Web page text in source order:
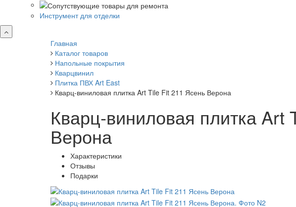
Инструмент для отделки
Главная
Каталог товаров
Напольные покрытия
Кварцвинил
Плитка ПВХ Art East
Кварц-виниловая плитка Art Tile Fit 211 Ясень Верона
Кварц-виниловая плитка Art
Верона
Характеристики
Отзывы
Подарки